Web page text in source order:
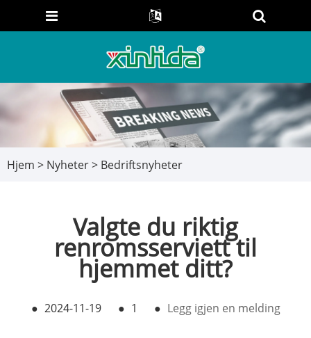
Hjem > Nyheter> Bedriftsnyheter
Valgte du riktig
renromsserviett til
hjemmet ditt?
● 2024-11-19 ● 1 ● Legg igjen en melding